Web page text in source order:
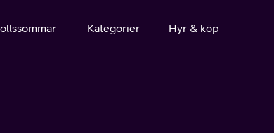
Kategorier Hyr & köp